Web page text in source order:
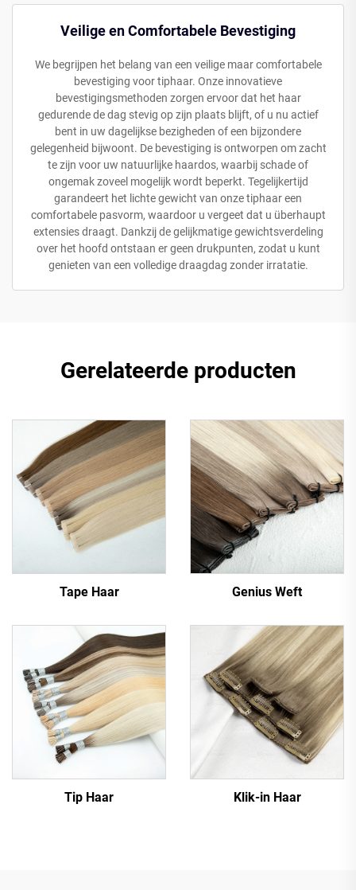
Veilige en Comfortabele Bevestiging
We begrijpen het belang van een veilige maar comfortabele
bevestiging voor tiphaar. Onze innovatieve
bevestigingsmethoden zorgen ervoor dat het haar
gedurende de dag stevig op zijn plaats blijft, of u nu actief
bent in uw dagelijkse bezigheden of een bijzondere
gelegenheid bijwoont. De bevestiging is ontworpen om zacht
te zijn voor uw natuurlijke haardos, waarbij schade of
ongemak zoveel mogelijk wordt beperkt. Tegelijkertijd
garandeert het lichte gewicht van onze tiphaar een
comfortabele pasvorm, waardoor u vergeet dat u überhaupt
extensies draagt. Dankzij de gelijkmatige gewichtsverdeling
over het hoofd ontstaan er geen drukpunten, zodat u kunt
genieten van een volledige draagdag zonder irratatie.
Gerelateerde producten
Tape Haar Genius Weft
Tip Haar Klik-in Haar